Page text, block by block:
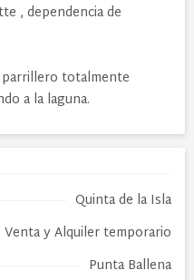
, dependencia de
parrillero totalmente
a la laguna.
Quinta de la Isla
Venta y Alquiler temporario
Punta Ballena